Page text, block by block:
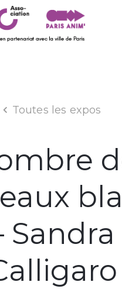
Toutes les expos
Sandra